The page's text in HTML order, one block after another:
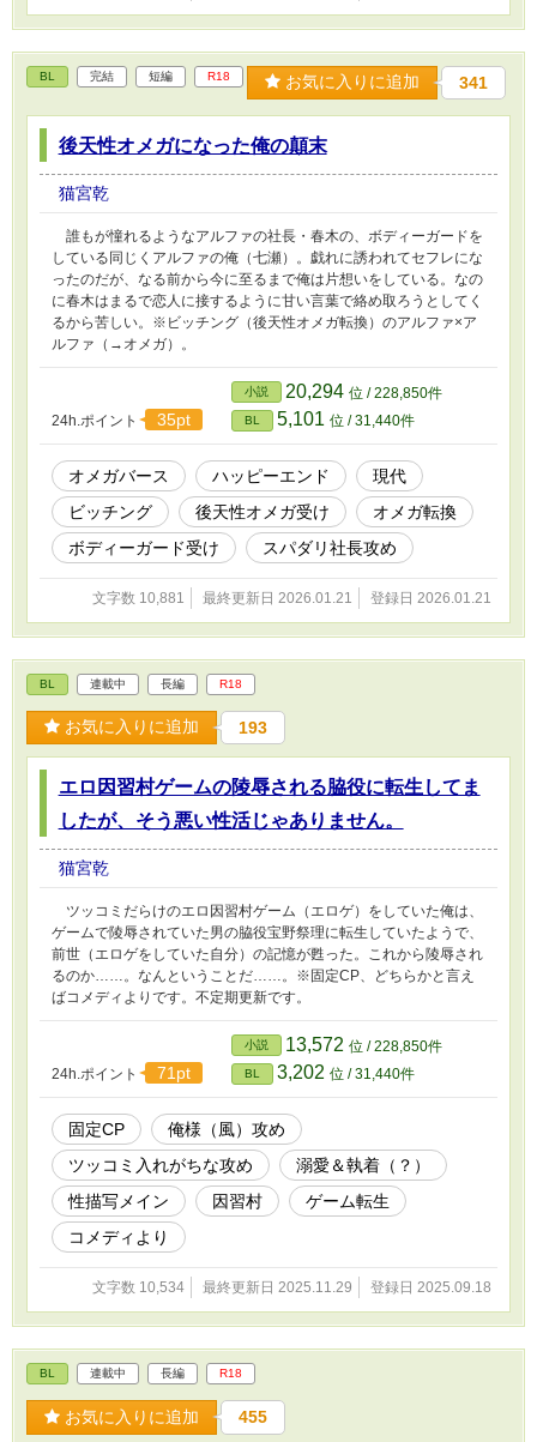
BL 完結 短編 R18 お気に入りに追加 341
後天性オメガになった俺の顛末
猫宮乾
誰もが憧れるようなアルファの社長・春木の、ボディーガードを
している同じくアルファの俺（七瀬）。戯れに誘われてセフレにな
ったのだが、なる前から今に至るまで俺は片想いをしている。なの
に春木はまるで恋人に接するように甘い言葉で絡め取ろうとしてく
るから苦しい。※ビッチング（後天性オメガ転換）のアルファ×ア
ルファ（→オメガ）。
24h.ポイント 35pt
小説 20,294 位 / 228,850件
BL 5,101 位 / 31,440件
オメガバース ハッピーエンド
現代
ビッチング
後天性オメガ受け
オメガ転換
ボディーガード受け
スパダリ社長攻め
文字数 10,881 最終更新日 2026.01.21 登録日 2026.01.21
BL 連載中 長編 R18
お気に入りに追加 193
エロ因習村ゲームの陵辱される脇役に転生してま
したが、そう悪い性活じゃありません。
猫宮乾
ツッコミだらけのエロ因習村ゲーム（エロゲ）をしていた俺は、
ゲームで陵辱されていた男の脇役宝野祭理に転生していたようで、
前世（エロゲをしていた自分）の記憶が甦った。これから陵辱され
るのか……。なんということだ……。※固定CP、どちらかと言え
ばコメディよりです。不定期更新です。
24h.ポイント 71pt
小説 13,572 位 / 228,850件
BL 3,202 位 / 31,440件
固定CP
俺様（風）攻め
ツッコミ入れがちな攻め
溺愛＆執着（？）
性描写メイン
因習村
ゲーム転生
コメディより
文字数 10,534 最終更新日 2025.11.29 登録日 2025.09.18
BL 連載中 長編 R18
お気に入りに追加 455